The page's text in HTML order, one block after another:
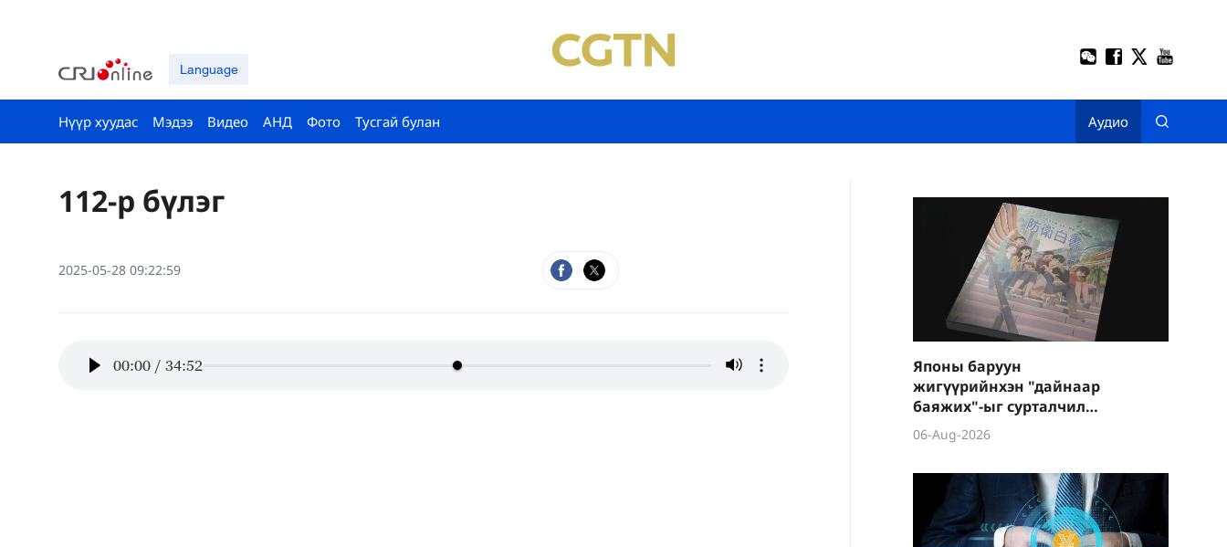
Language
Нүүр хуудас Мэдээ Видео АНД Фото Тусгай булан Аудио
112-р бүлэг
2025-05-28 09:22:59
00:00 / 34:52
Японы баруун
жигүүрийнхэн "дайнаар
баяжих"-ыг сурталчилж
байна
06-Aug-2026